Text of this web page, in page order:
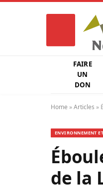
FAIRE
UN
DON
Home »Articles »
ENVIRONNEMENT
de la